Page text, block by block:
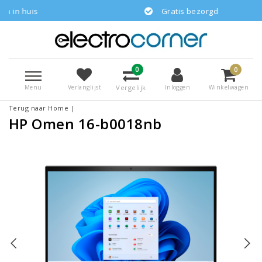
Gratis bezorgd
Menu Verlanglijst
0
Vergelijk Inloggen
0
Winkelwagen
Terug naar Home |
HP Omen 16-b0018nb